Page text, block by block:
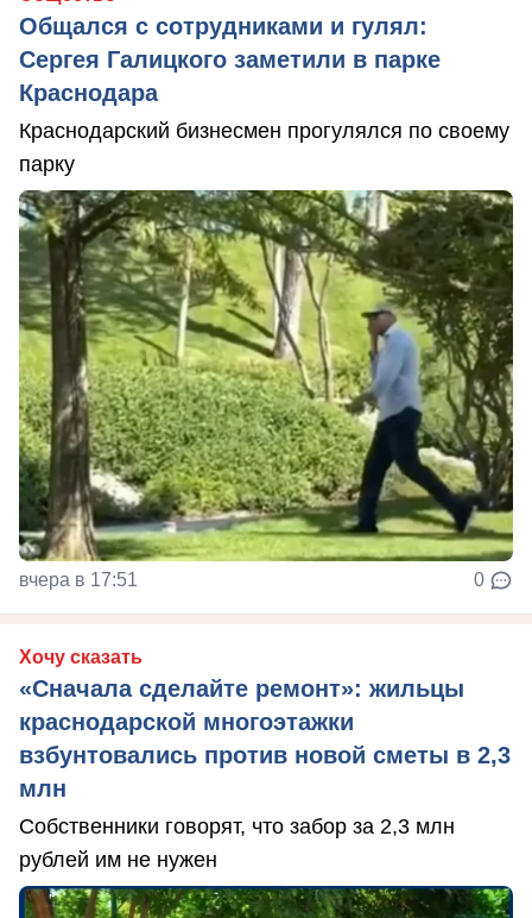
Общался с сотрудниками и гулял:
Сергея Галицкого заметили в парке
Краснодара
Краснодарский бизнесмен прогулялся по своему
парку
вчера в 17:51 0
Хочу сказать
«Сначала сделайте ремонт»: жильцы
краснодарской многоэтажки
взбунтовались против новой сметы в 2,3
млн
Собственники говорят, что забор за 2,3 млн
рублей им не нужен